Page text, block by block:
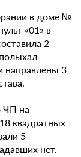
в доме №
«01» в
2
направлены 3
ЧП на
квадратных
5
нет.